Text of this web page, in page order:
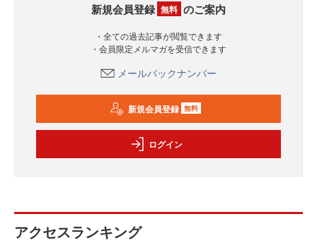
新規会員登録 無料 のご案内
・全ての過去記事が閲覧できます
・会員限定メルマガを受信できます
メールバックナンバー
新規会員登録 無料
ログイン
アクセスランキング